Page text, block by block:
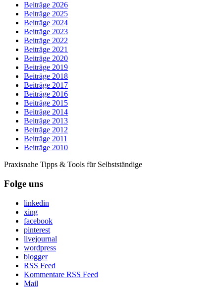
Beiträge 2026
Beiträge 2025
Beiträge 2024
Beiträge 2023
Beiträge 2022
Beiträge 2021
Beiträge 2020
Beiträge 2019
Beiträge 2018
Beiträge 2017
Beiträge 2016
Beiträge 2015
Beiträge 2014
Beiträge 2013
Beiträge 2012
Beiträge 2011
Beiträge 2010
Praxisnahe Tipps & Tools für Selbstständige
Folge uns
linkedin
xing
facebook
pinterest
livejournal
wordpress
blogger
RSS Feed
Kommentare RSS Feed
Mail